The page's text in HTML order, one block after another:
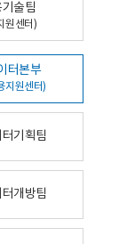
술팀
원센터)
터본부
지원센터)
기획팀
개방팀